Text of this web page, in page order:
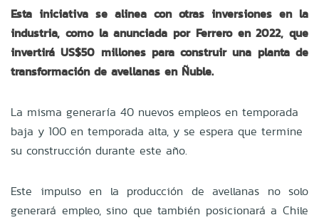
Esta iniciativa se alinea con otras inversiones en la
industria, como la anunciada por Ferrero en 2022, que
invertirá US$50 millones para construir una planta de
transformación de avellanas en Ñuble.
La misma generaría 40 nuevos empleos en temporada
baja y 100 en temporada alta, y se espera que termine
su construcción durante este año.
Este impulso en la producción de avellanas no solo
generará empleo, sino que también posicionará a Chile